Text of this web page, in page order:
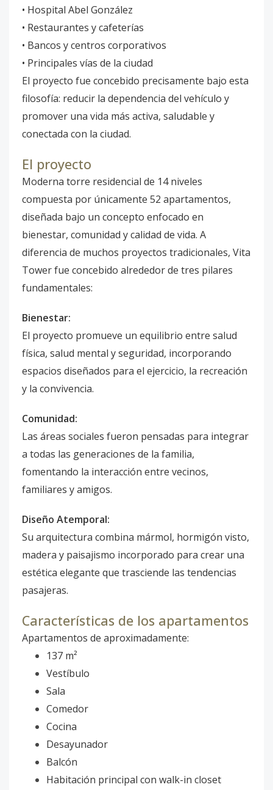
• Hospital Abel González
• Restaurantes y cafeterías
• Bancos y centros corporativos
• Principales vías de la ciudad
El proyecto fue concebido precisamente bajo esta
filosofía: reducir la dependencia del vehículo y
promover una vida más activa, saludable y
conectada con la ciudad.
El proyecto
Moderna torre residencial de 14 niveles
compuesta por únicamente 52 apartamentos,
diseñada bajo un concepto enfocado en
bienestar, comunidad y calidad de vida. A
diferencia de muchos proyectos tradicionales, Vita
Tower fue concebido alrededor de tres pilares
fundamentales:
Bienestar:
El proyecto promueve un equilibrio entre salud
física, salud mental y seguridad, incorporando
espacios diseñados para el ejercicio, la recreación
y la convivencia.
Comunidad:
Las áreas sociales fueron pensadas para integrar
a todas las generaciones de la familia,
fomentando la interacción entre vecinos,
familiares y amigos.
Diseño Atemporal:
Su arquitectura combina mármol, hormigón visto,
madera y paisajismo incorporado para crear una
estética elegante que trasciende las tendencias
pasajeras.
Características de los apartamentos
Apartamentos de aproximadamente:
137 m²
Vestíbulo
Sala
Comedor
Cocina
Desayunador
Balcón
Habitación principal con walk-in closet